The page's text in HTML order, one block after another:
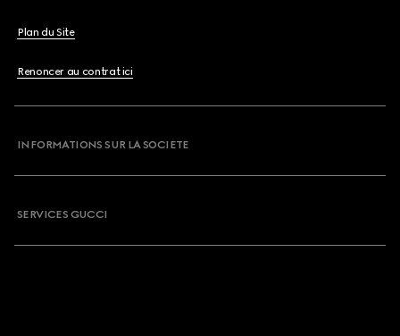
Plan du Site
Renoncer au contrat ici
INFORMATIONS SUR LA SOCIETE
SERVICES GUCCI